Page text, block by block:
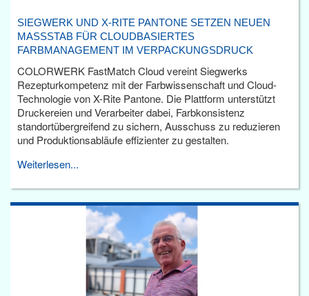
SIEGWERK UND X-RITE PANTONE SETZEN NEUEN
MASSSTAB FÜR CLOUDBASIERTES F
ARBMANAGEMENT IM VERPACKUNGSDRUCK
COLORWERK FastMatch Cloud vereint Siegwerks
Rezepturkompetenz mit der Farbwissenschaft und Cloud-
Technologie von X-Rite Pantone. Die Plattform unterstützt
Druckereien und Verarbeiter dabei, Farbkonsistenz
standortübergreifend zu sichern, Ausschuss zu reduzieren
und Produktionsabläufe effizienter zu gestalten.
Weiterlesen...